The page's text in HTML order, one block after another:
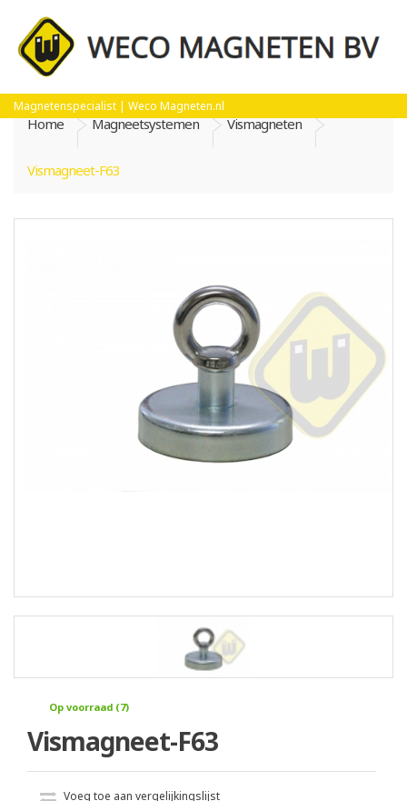
Magnetenspecialist | Weco Magneten.nl
Home Magneetsystemen Vismagneten
Vismagneet-F63
Op voorraad (7)
Vismagneet-F63
Voeg toe aan vergelijkingslijst